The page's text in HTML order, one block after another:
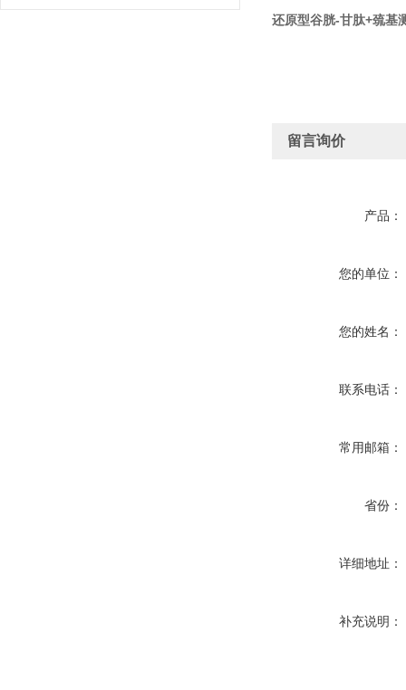
还原型谷胱-甘肽+巯基
留言询价
产品：
您的单位：
您的姓名：
联系电话：
常用邮箱：
省份：
详细地址：
补充说明：